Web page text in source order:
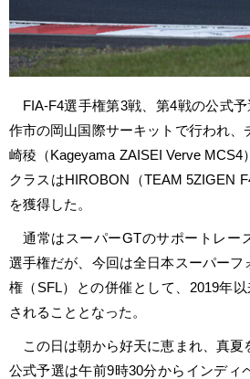
FIA-F4選手権第3戦、第4戦の公式
作市の岡山国際サーキットで行われ、
崎稜（Kageyama ZAISEI Verve MCS4
クラスはHIROBON（TEAM 5ZIGEN
を獲得した。
通常はスーパーGTのサポートレー
選手権だが、今回は全日本スーパーフ
権（SFL）との併催として、2019年
されることとなった。
この日は朝から好天に恵まれ、真夏
公式予選は午前9時30分からインディ